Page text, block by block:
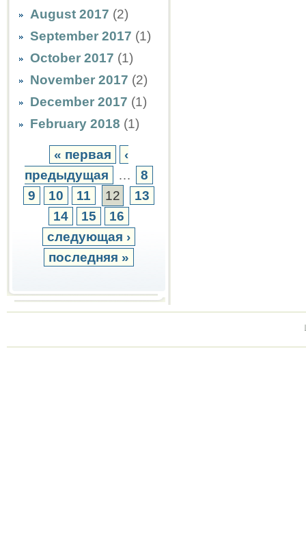
August 2017 (2)
September 2017 (1)
October 2017 (1)
November 2017 (2)
December 2017 (1)
February 2018 (1)
« первая
‹
предыдущая
…
8
9
10 11 12
13
14
15
16
следующая ›
последняя »